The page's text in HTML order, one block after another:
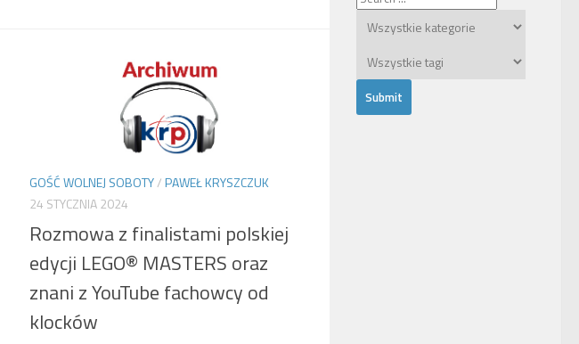
GOŚĆ WOLNEJ SOBOTY/PAWEŁ KRYSZCZUK
24 STYCZNIA 2024
Rozmowa z finalistami polskiej
edycji LEGO® MASTERS oraz
znani z YouTube fachowcy od
klocków